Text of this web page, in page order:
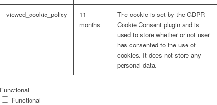
viewed_cookie_policy
11
months
The cookie is set by the GDPR
Cookie Consent plugin and is
used to store whether or not user
has consented to the use of
cookies. It does not store any
personal data.
Functional
Functional